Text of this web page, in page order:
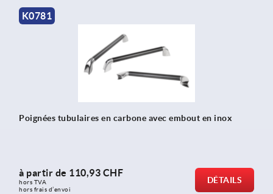
K0781
Poignées tubulaires en carbone avec embout en inox
à partir de 110,93 CHF
hors TVA
hors frais d’envoi
DÉTAILS